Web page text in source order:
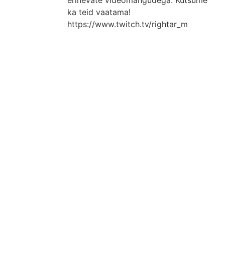
ka teid vaatama!
https://www.twitch.tv/rightar_m